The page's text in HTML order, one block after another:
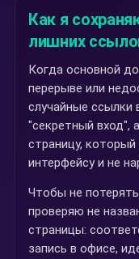
Как я
лишних
Когда основной
перерыве или
случайные ссылки
"секретный вход",
страницу,
интерфейсу и не
Чтобы не
проверяю не
страницы:
запись в офисе,